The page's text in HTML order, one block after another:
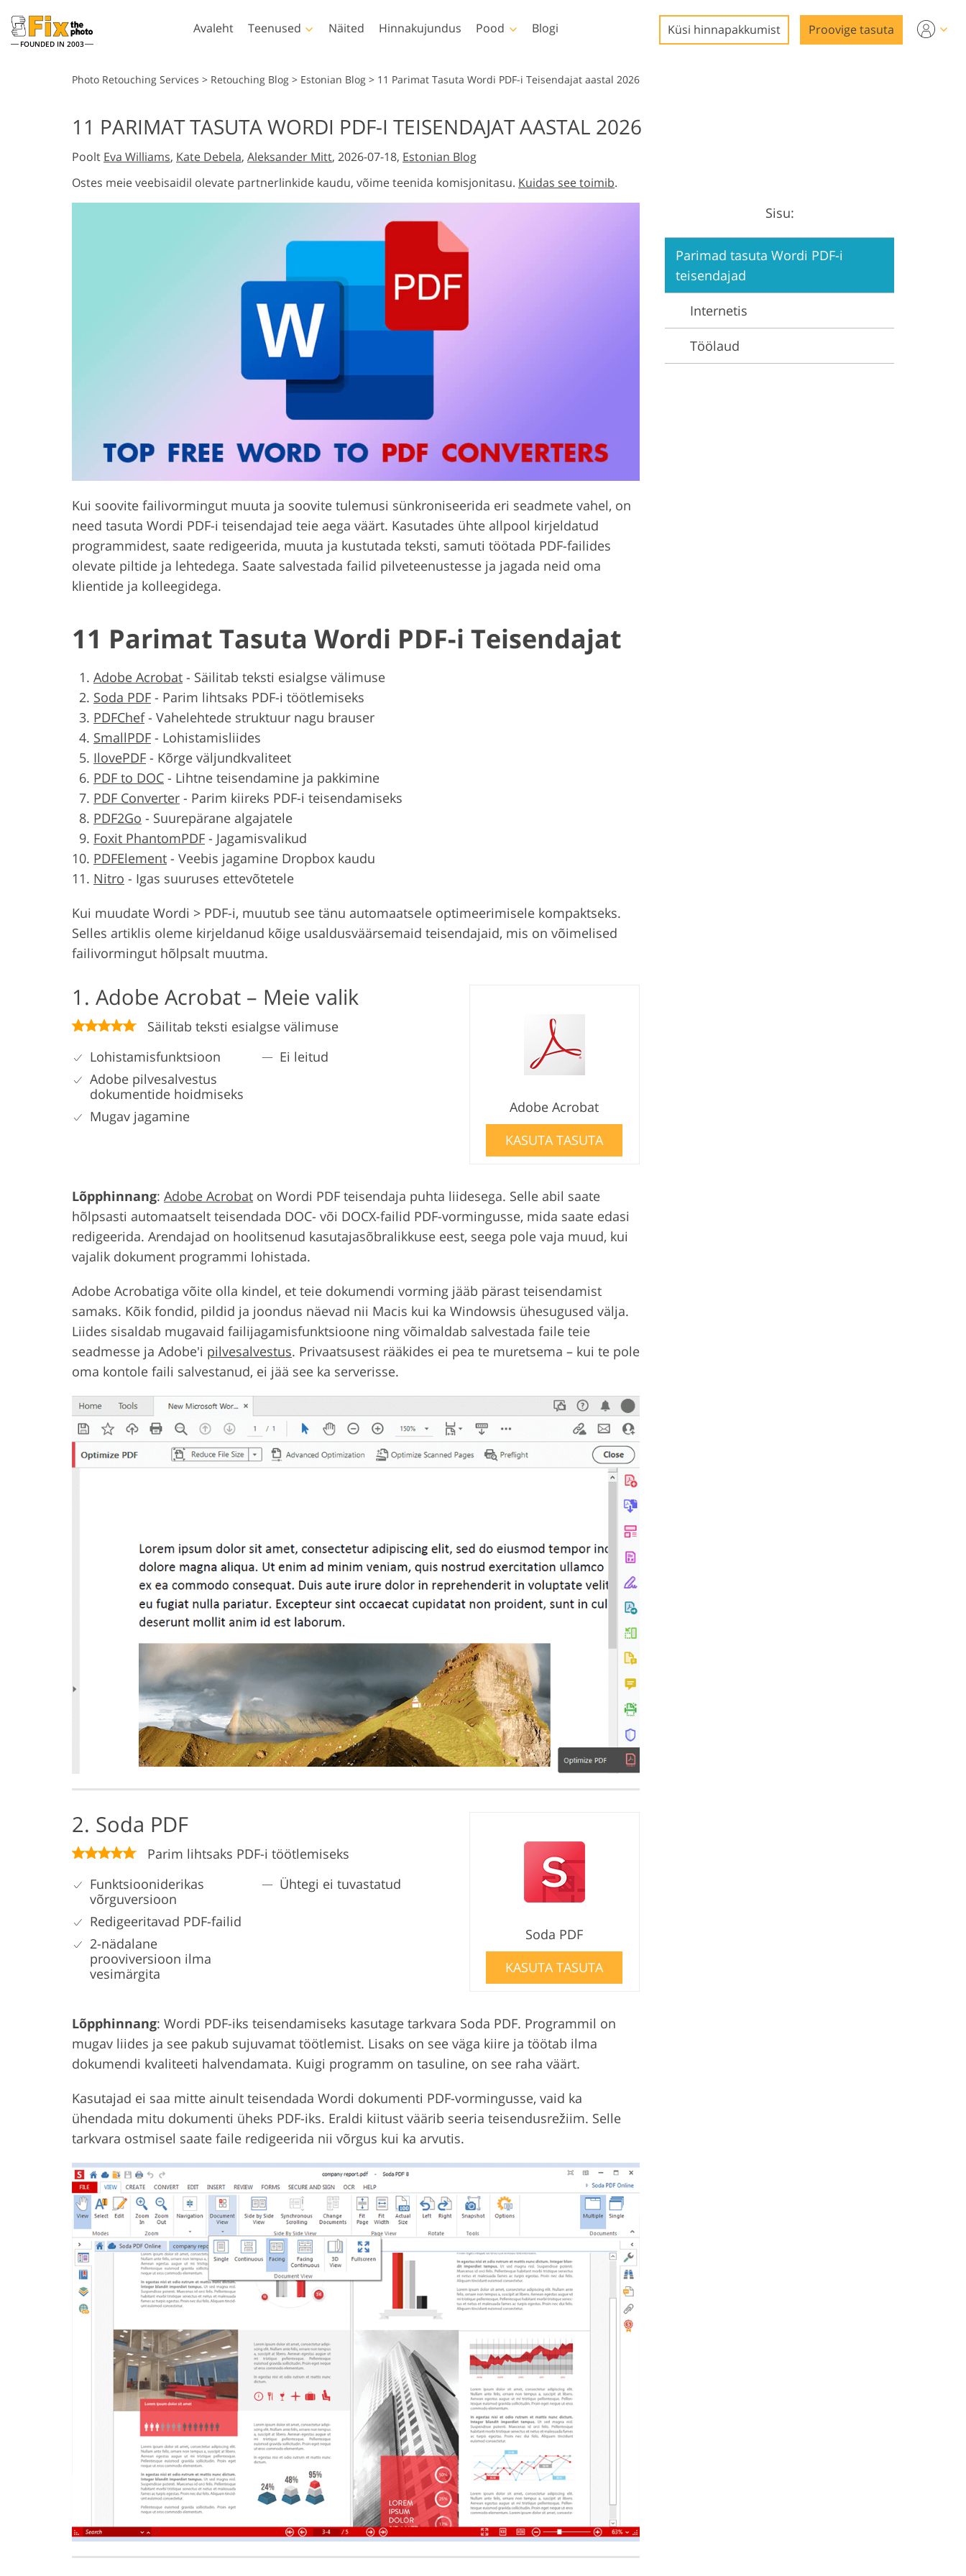
FOUNDED IN 2003
Avaleht Teenused
Vastsündinu fototöötlus
AI loodud rõivamudelid Fotode manipuleerimine
Ehete fotode redigeerimine
Näited Hinnakujundus Pood
Lightroom
Lightroomi eelseaded
LR eelseadistatud kogud
Parima pakkumise
Mobiili eelseaded
Photoshop
Photoshopi toimingud
Photoshopi pintslid
Photoshopi ülekatted
Photoshopi tekstuurid
komplektid
Templates
Kõik mallid
Turundusmallid
Sõbrapäeva kaardid
Pulmakutsed
Video
LUT-id videotöötluseks
Professionaalsed
Blogi Küsi hinnapakkumist Proovige tasuta
Photo Retouching Services > Retouching Blog > Estonian Blog > 11 Parimat Tasuta Wordi PDF-i Teisendajat aastal 2026
11 PARIMAT TASUTA WORDI PDF-I TEISENDAJAT AASTAL 2026
Poolt Eva Williams, Kate Debela, Aleksander Mitt, 2026-07-18, Estonian Blog
Ostes meie veebisaidil olevate partnerlinkide kaudu, võime teenida komisjonitasu. Kuidas see toimib.
Kui soovite failivormingut muuta ja soovite tulemusi sünkroniseerida eri seadmete vahel, on
need tasuta Wordi PDF-i teisendajad teie aega väärt. Kasutades ühte allpool kirjeldatud
programmidest, saate redigeerida, muuta ja kustutada teksti, samuti töötada PDF-failides
olevate piltide ja lehtedega. Saate salvestada failid pilveteenustesse ja jagada neid oma
klientide ja kolleegidega.
11 Parimat Tasuta Wordi PDF-i Teisendajat
Adobe Acrobat - Säilitab teksti esialgse välimuse
Soda PDF - Parim lihtsaks PDF-i töötlemiseks
PDFChef- Vahelehtede struktuur nagu brauser
SmallPDF - Lohistamisliides
IlovePDF - Kõrge väljundkvaliteet
PDF to DOC - Lihtne teisendamine ja pakkimine
PDF Converter - Parim kiireks PDF-i teisendamiseks
PDF2Go - Suurepärane algajatele
Foxit PhantomPDF - Jagamisvalikud
PDFElement - Veebis jagamine Dropbox kaudu
Nitro - Igas suuruses ettevõtetele
Kui muudate Wordi > PDF-i, muutub see tänu automaatsele optimeerimisele kompaktseks.
Selles artiklis oleme kirjeldanud kõige usaldusväärsemaid teisendajaid, mis on võimelised
failivormingut hõlpsalt muutma.
1. Adobe Acrobat – Meie valik
Säilitab teksti esialgse välimuse
Lohistamisfunktsioon
Adobe pilvesalvestus
dokumentide hoidmiseks
Mugav jagamine
Ei leitud
Adobe Acrobat
KASUTA TASUTA
Lõpphinnang: Adobe Acrobat on Wordi PDF teisendaja puhta liidesega. Selle abil saate
hõlpsasti automaatselt teisendada DOC- või DOCX-failid PDF-vormingusse, mida saate edasi
redigeerida. Arendajad on hoolitsenud kasutajasõbralikkuse eest, seega pole vaja muud, kui
vajalik dokument programmi lohistada.
Adobe Acrobatiga võite olla kindel, et teie dokumendi vorming jääb pärast teisendamist
samaks. Kõik fondid, pildid ja joondus näevad nii Macis kui ka Windowsis ühesugused välja.
Liides sisaldab mugavaid failijagamisfunktsioone ning võimaldab salvestada faile teie
seadmesse ja Adobe'i pilvesalvestus. Privaatsusest rääkides ei pea te muretsema – kui te pole
oma kontole faili salvestanud, ei jää see ka serverisse.
2. Soda PDF
Parim lihtsaks PDF-i töötlemiseks
Funktsiooniderikas
võrguversioon
Redigeeritavad PDF-failid
2-nädalane
prooviversioon ilma
vesimärgita
Ühtegi ei tuvastatud
Soda PDF
KASUTA TASUTA
Lõpphinnang: Wordi PDF-iks teisendamiseks kasutage tarkvara Soda PDF. Programmil on
mugav liides ja see pakub sujuvamat töötlemist. Lisaks on see väga kiire ja töötab ilma
dokumendi kvaliteeti halvendamata. Kuigi programm on tasuline, on see raha väärt.
Kasutajad ei saa mitte ainult teisendada Wordi dokumenti PDF-vormingusse, vaid ka
ühendada mitu dokumenti üheks PDF-iks. Eraldi kiitust väärib seeria teisendusrežiim. Selle
tarkvara ostmisel saate faile redigeerida nii võrgus kui ka arvutis.
Sisu:
Parimad tasuta Wordi PDF-i
teisendajad
Internetis
Töölaud